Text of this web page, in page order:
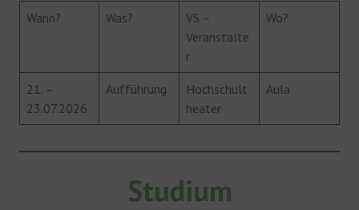
Wann? Was?
VS –
Veranstalte
r
Wo?
21. –
23.07.2026
Aufführung
Hochschult
heater
Aula
Studium